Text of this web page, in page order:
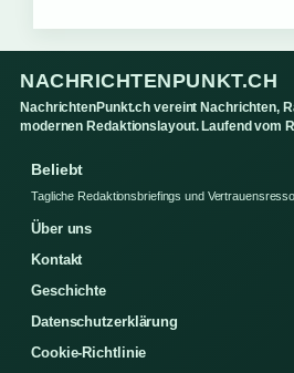
NACHRICHTENPUNKT.CH
NachrichtenPunkt.ch vereint Nachrichten,
modernen Redaktionslayout. Laufend vom
Beliebt
Tagliche Redaktionsbriefings und
Über uns
Kontakt
Geschichte
Datenschutzerklärung
Cookie-Richtlinie